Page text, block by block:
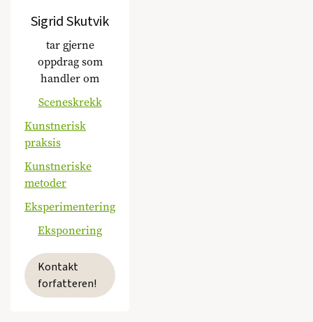
Sigrid Skutvik
tar gjerne
oppdrag som
handler om
Sceneskrekk
Kunstnerisk
praksis
Kunstneriske
metoder
Eksperimentering
Eksponering
Kontakt
forfatteren!